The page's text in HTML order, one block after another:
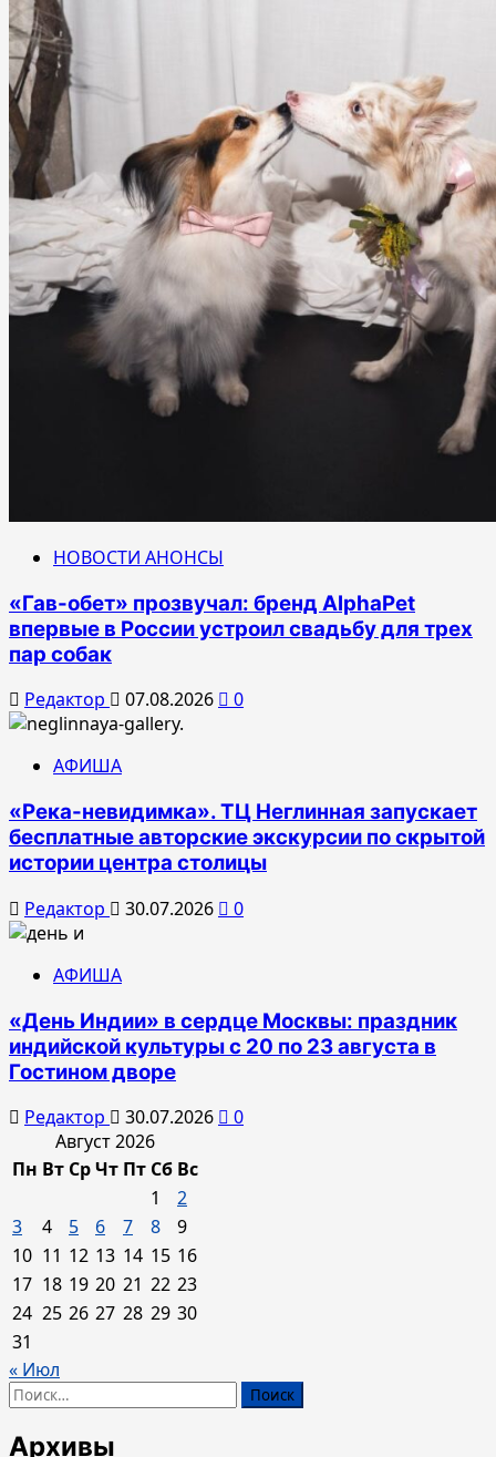
НОВОСТИ АНОНСЫ
«Гав-обет» прозвучал: бренд AlphaPet
впервые в России устроил свадьбу для трех
пар собак
Редактор 07.08.2026 0
АФИША
«Река-невидимка». ТЦ Неглинная запускает
бесплатные авторские экскурсии по скрытой
истории центра столицы
Редактор 30.07.2026 0
АФИША
«День Индии» в сердце Москвы: праздник
индийской культуры с 20 по 23 августа в
Гостином дворе
Редактор 30.07.2026
0
Август 2026
Пн Вт СрЧт Пт Сб Вс
1
2
3
4 5 6 7 8
9
10 11 12 13 14 15 16
17 18 19 20 21 22 23
24 25 26 27 28 29 30
31
« Июл
Найти:
Архивы